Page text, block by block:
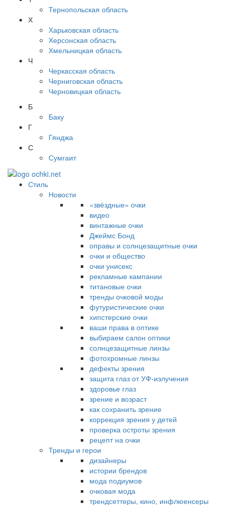
Тернопольская область
Х
Харьковская область
Херсонская область
Хмельницкая область
Ч
Черкасская область
Черниговская область
Черновицкая область
Б
Баку
Г
Гянджа
С
Сумгаит
Стиль
Новости
«звёздные» очки
видео
винтажные очки
Джеймс Бонд
оправы и солнцезащитные очки
очки и общество
очки унисекс
рекламные кампании
титановые очки
тренды очковой моды
футуристические очки
хипстерские очки
ваши права в оптике
выбираем салон оптики
солнцезащитные линзы
фотохромные линзы
дефекты зрения
защита глаз от УФ-излучения
здоровье глаз
зрение и возраст
как сохранить зрение
коррекция зрения у детей
проверка остроты зрения
рецепт на очки
Тренды и герои
дизайнеры
истории брендов
мода подиумов
очковая мода
трендсеттеры, кино, инфлюенсеры